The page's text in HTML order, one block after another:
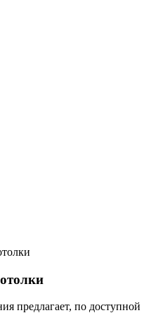
предлагает, по доступной